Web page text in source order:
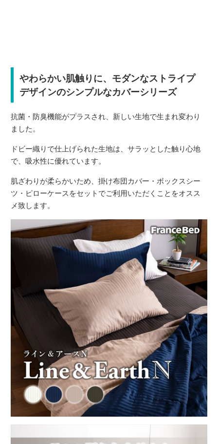
やわらかい肌触りに、モダンなストライプ
デザインのシンプルなカバーシリーズ
抗菌・防臭機能がプラスされ、新しい生地で生まれ変わり
ました。
ドビー織りで仕上げられた生地は、サラッとした触り心地
で、吸水性に優れています。
肌ざわりが柔らかいため、掛け布団カバー・ボックスシー
ツ・ピローケースをセットでご利用いただくことをオスス
メ致します。